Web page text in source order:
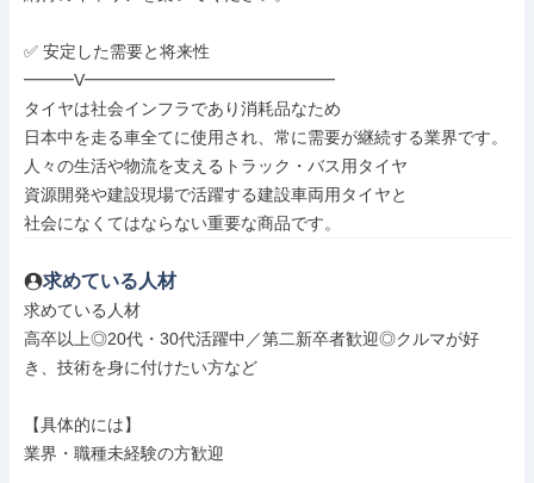
✅ 安定した需要と将来性
━━━V━━━━━━━━━━━━━━━
タイヤは社会インフラであり消耗品なため
日本中を走る車全てに使用され、常に需要が継続する業界です。
人々の生活や物流を支えるトラック・バス用タイヤ
資源開発や建設現場で活躍する建設車両用タイヤと
社会になくてはならない重要な商品です。
求めている人材
求めている人材
高卒以上◎20代・30代活躍中／第二新卒者歓迎◎クルマが好
き、技術を身に付けたい方など
【具体的には】
業界・職種未経験の方歓迎